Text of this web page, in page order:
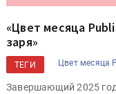
«Цвет месяца
заря»
ТЕГИ Цвет месяца
Завершающий 2025 год